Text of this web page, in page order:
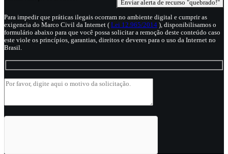
Para impedir que práticas ilegais ocorram no ambiente digital e cumprir as
exigencia do Marco Civil da Internet ( Lei 12.965/2014 ), disponibilisamos o
formulário abaixo para que você possa solicitar a remoção deste conteúdo caso
este viole os princípios, garantias, direitos e deveres para o uso da Internet no
Brasil.